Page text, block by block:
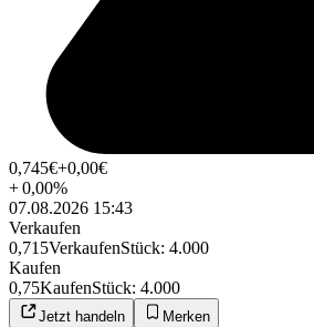
0,745€+0,00€
+0,00%
07.08.2026 15:43
Verkaufen
0,715VerkaufenStück: 4.000
Kaufen
0,75KaufenStück: 4.000
Jetzt handeln Merken